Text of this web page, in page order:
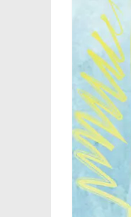
parrocchia